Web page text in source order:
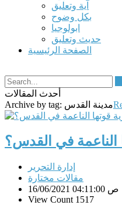
آية وتعليق
بكل وضوح
ابولوجيا
حديث وتعليق
الصفحة الرئيسية
أحدث المقالات
Archive by tag: مدينة القدس
الناعمة في القدس؟
إدارة التحرير
مقالات مختارة
16/06/2021 04:11:00 ص
View Count 1517